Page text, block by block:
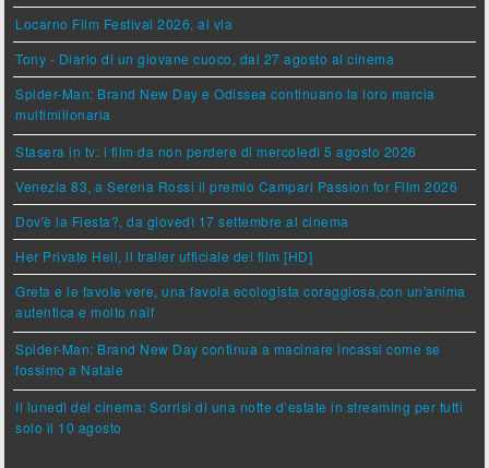
Locarno Film Festival 2026, al via
Tony - Diario di un giovane cuoco, dal 27 agosto al cinema
Spider-Man: Brand New Day e Odissea continuano la loro marcia
multimilionaria
Stasera in tv: i film da non perdere di mercoledì 5 agosto 2026
Venezia 83, a Serena Rossi il premio Campari Passion for Film 2026
Dov'è la Fiesta?, da giovedì 17 settembre al cinema
Her Private Hell, il trailer ufficiale del film [HD]
Greta e le favole vere, una favola ecologista coraggiosa,con un'anima
autentica e molto naïf
Spider-Man: Brand New Day continua a macinare incassi come se
fossimo a Natale
Il lunedì del cinema: Sorrisi di una notte d’estate in streaming per tutti
solo il 10 agosto